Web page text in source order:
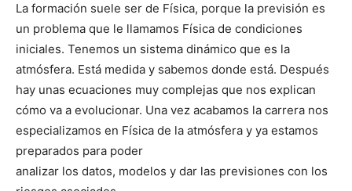
La formación suele ser de Física, porque la previsión es
un problema que le llamamos Física de condiciones
iniciales. Tenemos un sistema dinámico que es la
atmósfera. Está medida y sabemos donde está. Después
hay unas ecuaciones muy complejas que nos explican
cómo va a evolucionar. Una vez acabamos la carrera nos
especializamos en Física de la atmósfera y ya estamos
preparados para poder
analizar los datos, modelos y dar las previsiones con los